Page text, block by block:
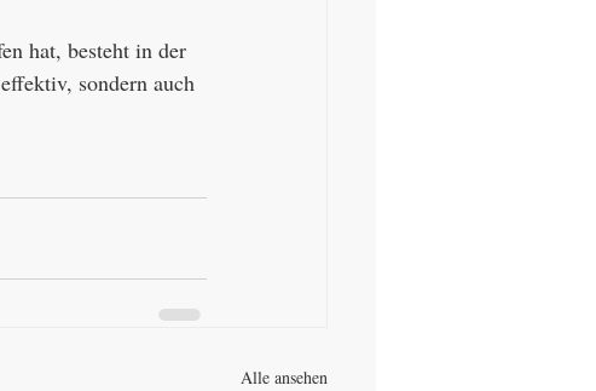
hat, besteht in der
sondern auch
Alle ansehen